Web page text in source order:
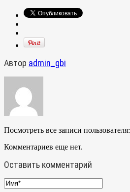
Автор admin_gbi
Посмотреть все записи пользователя:
Комментариев еще нет.
Оставить комментарий